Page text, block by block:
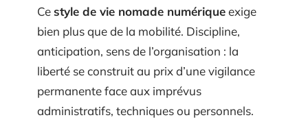
Cestyle de vie nomade numériqueexige
bien plus que de la mobilité. Discipline,
anticipation, sens de l’organisation : la
liberté se construit au prix d’une vigilance
permanente face aux imprévus
administratifs, techniques ou personnels.